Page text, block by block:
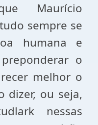
Maurício
sempre se
humana e
o
melhor o
dizer, ou seja,
nessas